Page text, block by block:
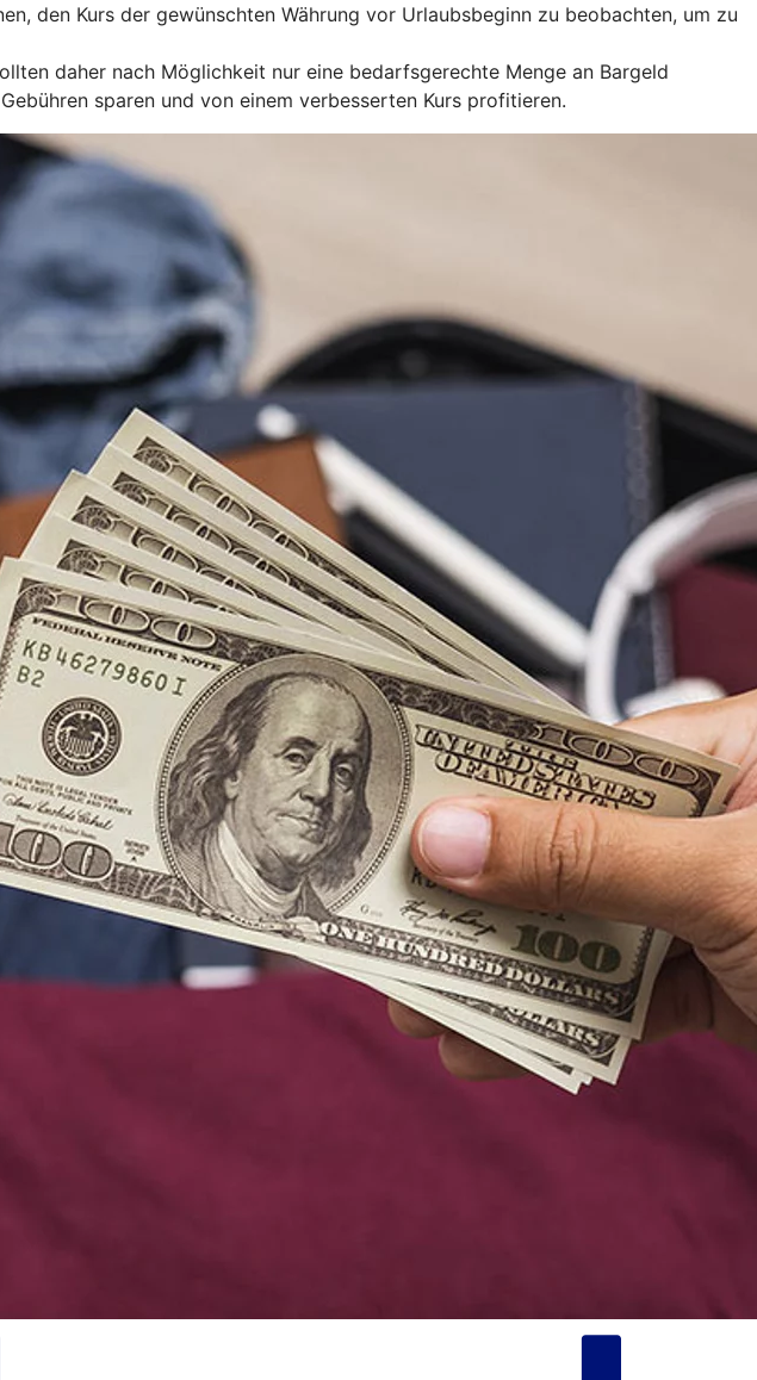
den Kurs der gewünschten Währung vor Urlaubsbeginn zu beobachten, um zu
daher nach Möglichkeit nur eine bedarfsgerechte Menge an Bargeld
sparen und von einem verbesserten Kurs profitieren.